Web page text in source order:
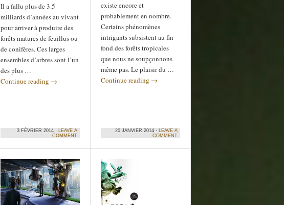
Il a fallu plus de 3.5
milliards d’années au vivant
pour arriver à produire des
forêts matures de feuillus ou
de conifères. Ces larges
ensembles d’arbres sont l’un
des plus …
Continue reading →
3 FÉVRIER 2014 · LEAVE A
COMMENT
existe encore et
probablement en nombre.
Certains phénomènes
intrigants subsistent au fin
fond des forêts tropicales
que nous ne soupçonnons
même pas. Le plaisir du …
Continue reading →
20 JANVIER 2014 · LEAVE A
COMMENT